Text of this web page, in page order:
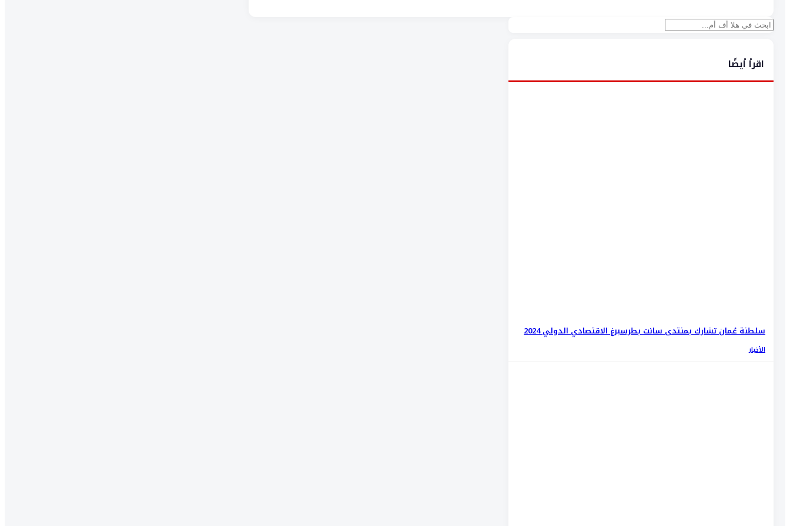
بحث
اقرأ أيضًا
سلطنة عُمان تشارك بمنتدى سانت بطرسبرغ الاقتصادي الدولي 2024
الأخبار